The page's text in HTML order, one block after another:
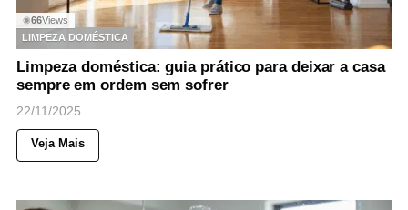
◉66Views
LIMPEZA DOMÉSTICA
Limpeza doméstica: guia prático para deixar a casa
sempre em ordem sem sofrer
22/11/2025
Veja Mais